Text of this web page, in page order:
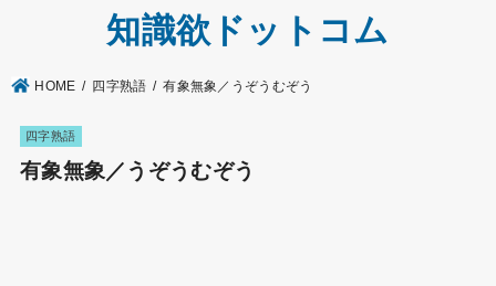
知識欲ドットコム
HOME 四字熟語 有象無象／うぞうむぞう
四字熟語
有象無象／うぞうむぞう